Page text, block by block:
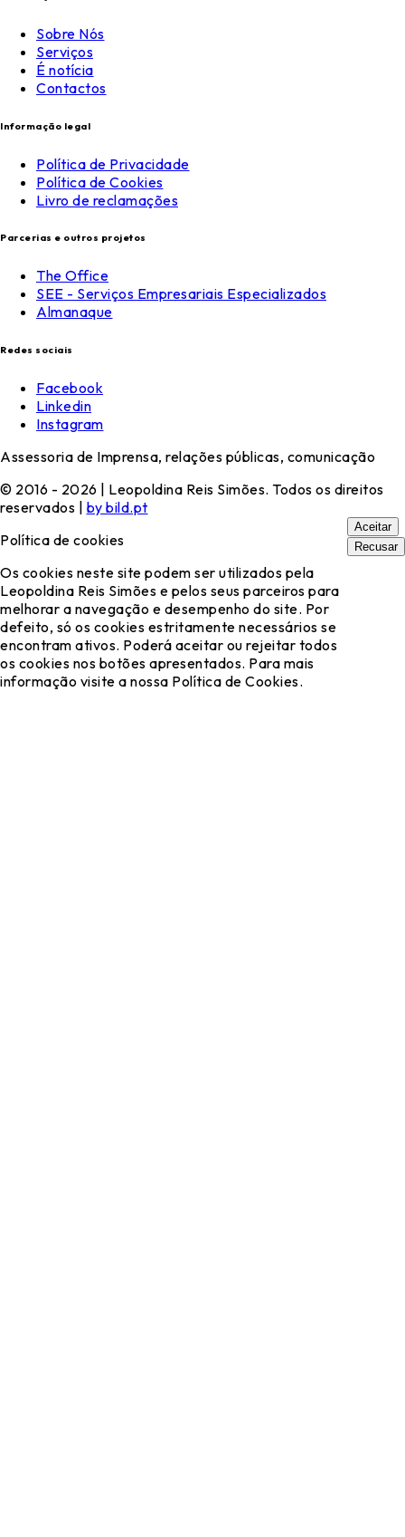
Sobre Nós
Serviços
É notícia
Contactos
Informação legal
Política de Privacidade
Política de Cookies
Livro de reclamações
Parcerias e outros projetos
The Office
SEE - Serviços Empresariais Especializados
Almanaque
Redes sociais
Facebook
Linkedin
Instagram
Assessoria de Imprensa, relações públicas, comunicação
© 2016 - 2026 | Leopoldina Reis Simões. Todos os direitos
reservados | by bild.pt
Política de cookies
Os cookies neste site podem ser utilizados pela
Leopoldina Reis Simões e pelos seus parceiros para
melhorar a navegação e desempenho do site. Por
defeito, só os cookies estritamente necessários se
encontram ativos. Poderá aceitar ou rejeitar todos
os cookies nos botões apresentados. Para mais
informação visite a nossa Política de Cookies.
Aceitar
Recusar